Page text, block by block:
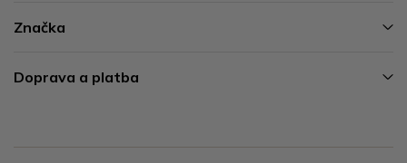
Značka
Doprava a platba